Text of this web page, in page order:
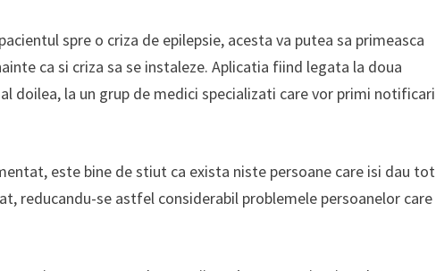
spre o criza de epilepsie, acesta va putea sa primeasca
ca si criza sa se instaleze. Aplicatia fiind legata la doua
doilea, la un grup de medici specializati care vor primi notificari
este bine de stiut ca exista niste persoane care isi dau tot
reducandu-se astfel considerabil problemele persoanelor care